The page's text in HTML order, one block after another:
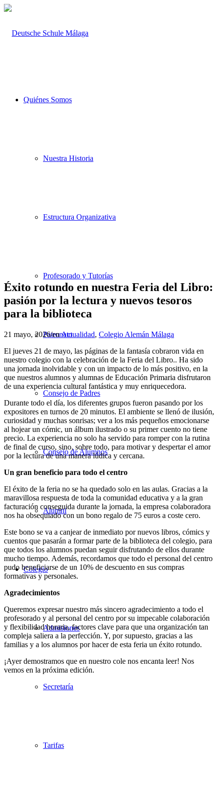
Quiénes Somos
Nuestra Historia
Estructura Organizativa
Profesorado y Tutorías
Patronato
Consejo de Padres
Consejo de Alumnos
Alumni
Colegio
Admisiones
Secretaría
Tarifas
Éxito rotundo en nuestra Feria del Libro:
pasión por la lectura y nuevos tesoros
para la biblioteca
21 mayo, 2026/enActualidad, Colegio Alemán Málaga
El jueves 21 de mayo, las páginas de la fantasía cobraron vida en
nuestro colegio con la celebración de la Feria del Libro.. Ha sido
una jornada inolvidable y con un impacto de lo más positivo, en la
que nuestros alumnos y alumnas de Educación Primaria disfrutaron
de una experiencia cultural fantástica y muy enriquecedora.
​Durante todo el día, los diferentes grupos fueron pasando por los
expositores en turnos de 20 minutos. El ambiente se llenó de ilusión,
curiosidad y muchas sonrisas; ver a los más pequeños emocionarse
al hojear un cómic, un álbum ilustrado o su primer cuento no tiene
precio. La experiencia no solo ha servido para romper con la rutina
de final de curso, sino, sobre todo, para motivar y despertar el amor
por la lectura de una manera lúdica y cercana.
​Un gran beneficio para todo el centro
​El éxito de la feria no se ha quedado solo en las aulas. Gracias a la
maravillosa respuesta de toda la comunidad educativa y a la gran
facturación conseguida durante la jornada, la empresa colaboradora
nos ha obsequiado con un bono regalo de 75 euros a coste cero.
​Este bono se va a canjear de inmediato por nuevos libros, cómics y
cuentos que pasarán a formar parte de la biblioteca del colegio, para
que todos los alumnos puedan seguir disfrutando de ellos durante
mucho tiempo. Además, recordamos que todo el personal del centro
pudo beneficiarse de un 10% de descuento en sus compras
formativas y personales.
​Agradecimientos
​Queremos expresar nuestro más sincero agradecimiento a todo el
profesorado y al personal del centro por su impecable colaboración
y flexibilidad horaria, factores clave para que una organización tan
compleja saliera a la perfección. Y, por supuesto, gracias a las
familias y a los alumnos por hacer de esta feria un éxito rotundo.
​¡Ayer demostramos que en nuestro cole nos encanta leer! Nos
vemos en la próxima edición.